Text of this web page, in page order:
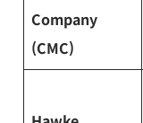
Company
(CMC)